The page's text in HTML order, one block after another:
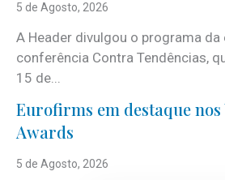
5 de Agosto, 2026
A Header divulgou o programa
conferência Contra Tendências,
15 de...
Eurofirms em destaque
Awards
5 de Agosto, 2026